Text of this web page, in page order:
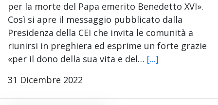
per la morte del Papa emerito Benedetto XVI».
Così si apre il messaggio pubblicato dalla
Presidenza della CEI che invita le comunità a
riunirsi in preghiera ed esprime un forte grazie
«per il dono della sua vita e del… [...]
31 Dicembre 2022